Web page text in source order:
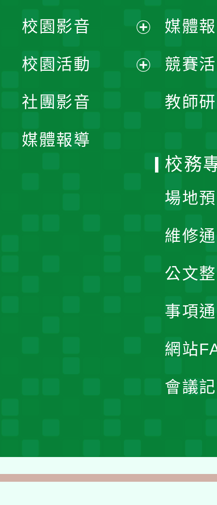
媒體
競賽
教師
校園影音
開
校園活動
社團影音
媒體報導
校務
場地
維修
公文
事項
網站
會議